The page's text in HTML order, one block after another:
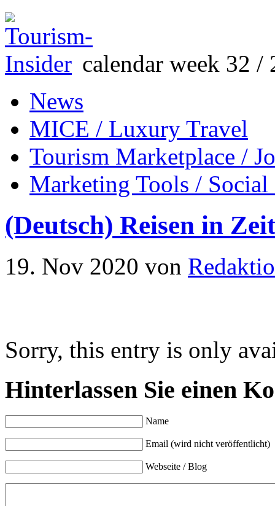
calendar week 32 /
News
MICE / Luxury Travel
Tourism Marketplace /
Marketing Tools /
(Deutsch) Reisen in
19. Nov 2020 von
Sorry, this entry is only
Hinterlassen Sie einen
Name
Email (wird nicht veröffentlicht)
Webseite / Blog